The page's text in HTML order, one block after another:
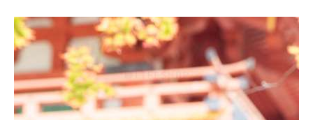
「ぜひ増刷して、
祖父母にプレゼントしたいのですが…」
ご注文いただいた１冊のお届け後に、
追加でご注文いただきました。
なかなか帰省も難しいご時世ですから
心あたたまる